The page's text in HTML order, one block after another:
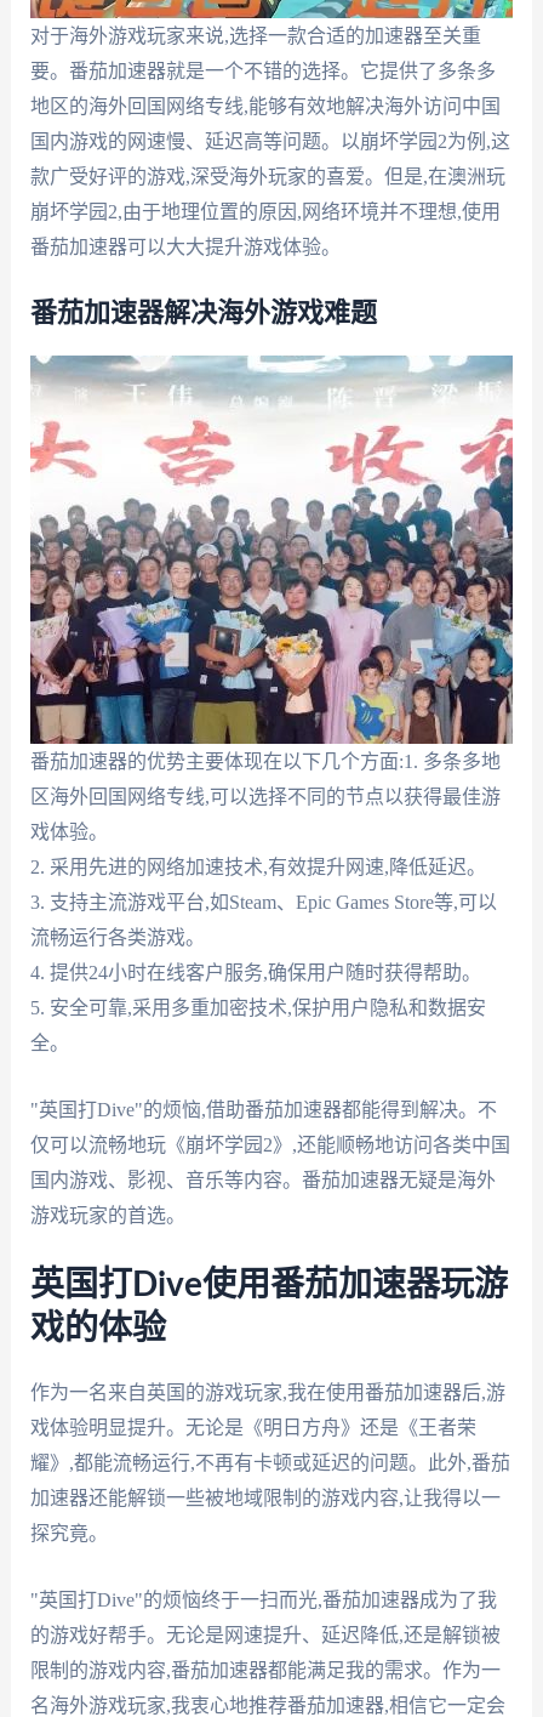
对于海外游戏玩家来说,选择一款合适的加速器至关重
要。番茄加速器就是一个不错的选择。它提供了多条多
地区的海外回国网络专线,能够有效地解决海外访问中国
国内游戏的网速慢、延迟高等问题。以崩坏学园2为例,这
款广受好评的游戏,深受海外玩家的喜爱。但是,在澳洲玩
崩坏学园2,由于地理位置的原因,网络环境并不理想,使用
番茄加速器可以大大提升游戏体验。
番茄加速器解决海外游戏难题
番茄加速器的优势主要体现在以下几个方面:1. 多条多地
区海外回国网络专线,可以选择不同的节点以获得最佳游
戏体验。
2. 采用先进的网络加速技术,有效提升网速,降低延迟。
3. 支持主流游戏平台,如Steam、Epic Games Store等,可以
流畅运行各类游戏。
4. 提供24小时在线客户服务,确保用户随时获得帮助。
5. 安全可靠,采用多重加密技术,保护用户隐私和数据安
全。
"英国打Dive"的烦恼,借助番茄加速器都能得到解决。不
仅可以流畅地玩《崩坏学园2》,还能顺畅地访问各类中国
国内游戏、影视、音乐等内容。番茄加速器无疑是海外
游戏玩家的首选。
英国打Dive使用番茄加速器玩游
戏的体验
作为一名来自英国的游戏玩家,我在使用番茄加速器后,游
戏体验明显提升。无论是《明日方舟》还是《王者荣
耀》,都能流畅运行,不再有卡顿或延迟的问题。此外,番茄
加速器还能解锁一些被地域限制的游戏内容,让我得以一
探究竟。
"英国打Dive"的烦恼终于一扫而光,番茄加速器成为了我
的游戏好帮手。无论是网速提升、延迟降低,还是解锁被
限制的游戏内容,番茄加速器都能满足我的需求。作为一
名海外游戏玩家,我衷心地推荐番茄加速器,相信它一定会